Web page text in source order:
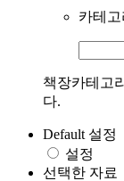
카테고
책장카테고
다.
Default 설정
설정
선택한 자료